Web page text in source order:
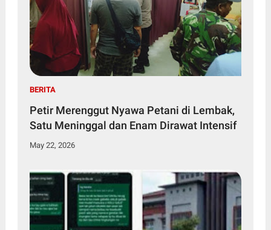
BERITA
Petir Merenggut Nyawa Petani di Lembak,
Satu Meninggal dan Enam Dirawat Intensif
May 22, 2026